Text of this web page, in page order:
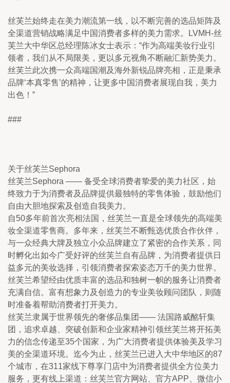
丝芙兰始终走在美力潮流第一线，以不断完善的选品矩阵及
全渠道营销战略满足中国消费者多样的美力需求。LVMH-丝
芙兰大中华区总经理陈冰女士表示：“作为高端美妆行业引
领者，我们从不局限美，更以多元视角不断融汇新势美力。
丝芙兰此次携一众高端国潮及海外新锐品牌亮相，正是秉承
品牌‘本真零售’的精神，让更多中国消费者展现自我，美力
出色！”
###
关于丝芙兰Sephora
丝芙兰Sephora —— 备受全球消费者挚爱的美力社区，始
终致力于为消费者及品牌提供最独特的零售体验，鼓励他们
自由大胆地探索及创造自我美力。
自50多年前首次亮相法国，丝芙兰一直是全球领先的高端美
妆全渠道零售商。多年来，丝芙兰不断甄选优质合作伙伴，
与一众经典大牌及独立小众品牌建立了紧密的合作关系，同
时孵化出如今广受好评的丝芙兰自有品牌，为消费者提供日
益多元的美妆选择，引领消费者探索姿态万千的美力世界。
丝芙兰希望经由优质丰富的选品和独树一帜的服务让消费者
充满自信。富有想象力及创造力的专业美妆顾问团队，则随
时准备着帮助消费者打开美力。
丝芙兰隶属于世界领先的奢侈品集团—— 法国路威酩轩集
团，追求卓越、突破创新和企业家精神引领丝芙兰将开拓美
力的信念传递至35个国家，为广大消费者提供体验美及学习
美的全渠道环境。迄今为止，丝芙兰已进入大中华地区的87
个城市，在311家线下尊享门店中为消费者提供全方位美力
服务，更有线上渠道：丝芙兰官方网站、官方APP、微信小